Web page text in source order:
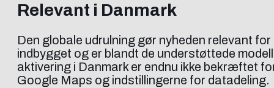
Relevant i Danmark
Den globale udrulning gør nyheden relevant
indbygget og er blandt de understøttede
aktivering i Danmark er endnu ikke bekræftet
Google Maps og indstillingerne for datadeling.